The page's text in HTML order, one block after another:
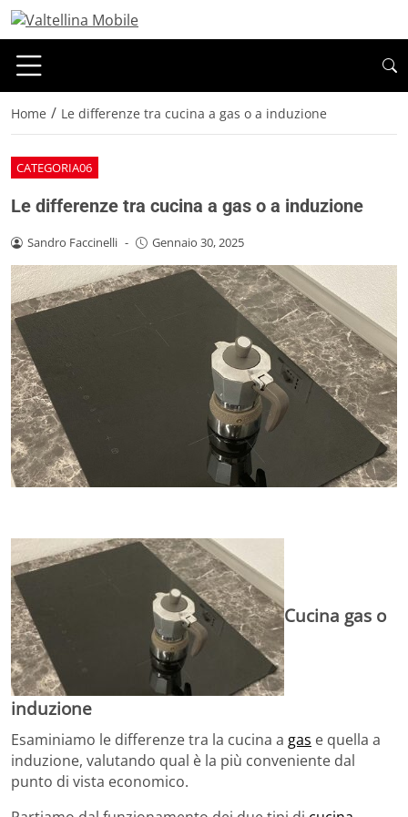
Home / Le differenze tra cucina a gas o a induzione
CATEGORIA06
Le differenze tra cucina a gas o a induzione
Sandro Faccinelli - Gennaio 30, 2025
Cucina gas o
induzione
Esaminiamo le differenze tra la cucina a gas e quella a
induzione, valutando qual è la più conveniente dal
punto di vista economico.